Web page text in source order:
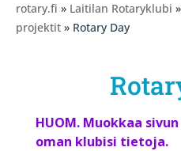
rotary.fi » Laitilan Rotaryklubi »
projektit » Rotary Day
HUOM. Muokkaa
oman klubisi tietoja.